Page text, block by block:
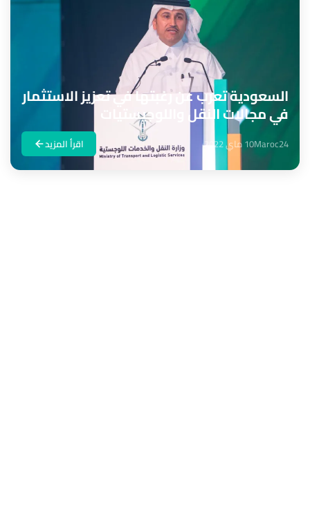
السعودية تعرب عن رغبتها في تعزيز الاستثمار
في مجالات النقل واللوجيستيات
Maroc2410 ماي 2022 اقرأ المزيد